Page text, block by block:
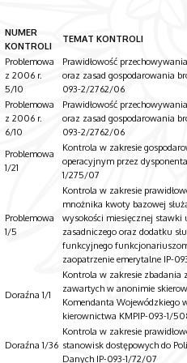
NUMER
KONTROLI
TEMAT KONTROLI
Problemowa
z 2006 r.
5/10
Prawidłowość
oraz zasad gospodarowania
093-2/2762/06
Problemowa
z 2006 r.
6/10
Prawidłowość
oraz zasad gospodarowania
093-2/2762/06
Problemowa
1/21
Kontrola w zakresie
operacyjnym przez
1/275/07
Problemowa
1/5
Kontrola w zakresie
mnożnika kwoty bazowej
wysokości miesięcznej stawki
zasadniczego oraz dodatku
funkcyjnego
zaopatrzenie emerytalne IP-
Doraźna 1/1
Kontrola w zakresie zbadania
zawartych w anonimie
Komendanta Wojewódzkiego
kierownictwa KMPIP-093-1/
Doraźna 1/36
Kontrola w zakresie
stanowisk dostępowych do
Danych IP-093-1/72/07